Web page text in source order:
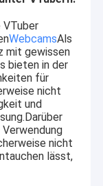
VTuber
WebcamsAls
mit gewissen
bieten in der
für
nicht
und
Verwendung
nicht
lässt,